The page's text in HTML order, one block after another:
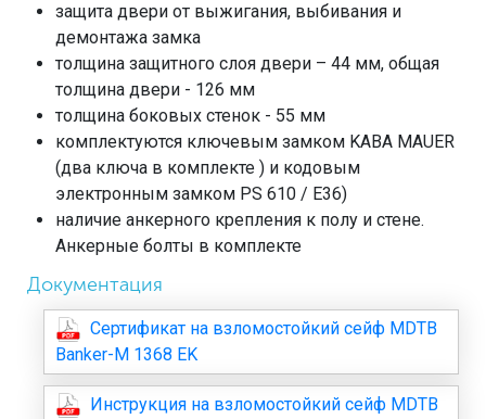
защита двери от выжигания, выбивания и
демонтажа замка
толщина защитного слоя двери – 44 мм, общая
толщина двери - 126 мм
толщина боковых стенок - 55 мм
комплектуются ключевым замком KABA MAUER
(два ключа в комплекте ) и кодовым
электронным замком PS 610 / E36)
наличие анкерного крепления к полу и стене.
Анкерные болты в комплекте
Документация
Сертификат на взломостойкий сейф MDTB
Banker-M 1368 EK
Инструкция на взломостойкий сейф MDTB